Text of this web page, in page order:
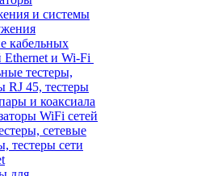
и системы
кабельных
Ethernet и Wi-Fi
тестеры,
RJ 45, тестеры
и коаксиала
WiFi сетей
сетевые
тестеры сети